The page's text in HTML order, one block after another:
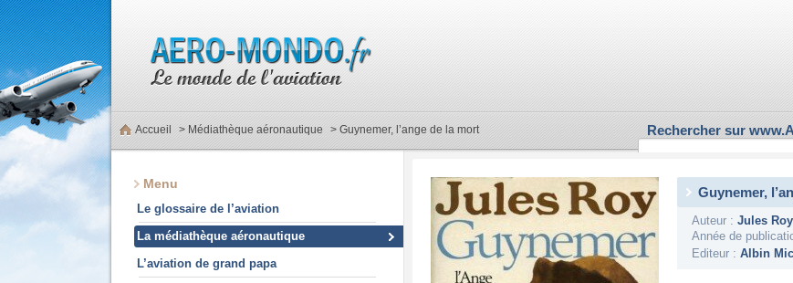
Accueil > Médiathèque aéronautique > Guynemer, l’ange de la mort Rechercher sur
Menu
Le glossaire de l’aviation
La médiathèque aéronautique
L’aviation de grand papa
Guynemer,
Auteur : Jules Roy
Année de
Editeur : Albin